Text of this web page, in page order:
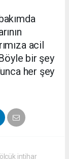
acil
bir şey
her şey
intihar